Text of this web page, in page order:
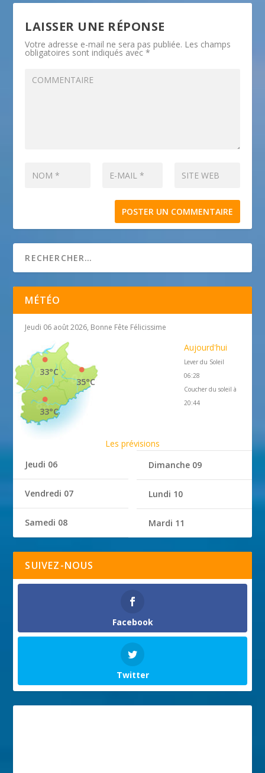
LAISSER UNE RÉPONSE
Votre adresse e-mail ne sera pas publiée. Les champs
obligatoires sont indiqués avec*
MÉTÉO
Jeudi 06 août 2026, Bonne Fête Félicissime
35°C
33°C
33°C
Aujourd'hui
Lever du Soleil
06:28
Coucher du soleil à
20:44
Les prévisions
Jeudi 06
Vendredi 07
Samedi 08
Dimanche 09
Lundi 10
Mardi 11
SUIVEZ-NOUS
Facebook
Twitter